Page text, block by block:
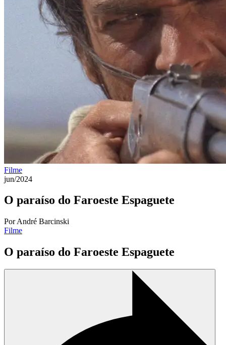
Filme
jun/2024
O paraíso do Faroeste Espaguete
Por André Barcinski
Filme
O paraíso do Faroeste Espaguete